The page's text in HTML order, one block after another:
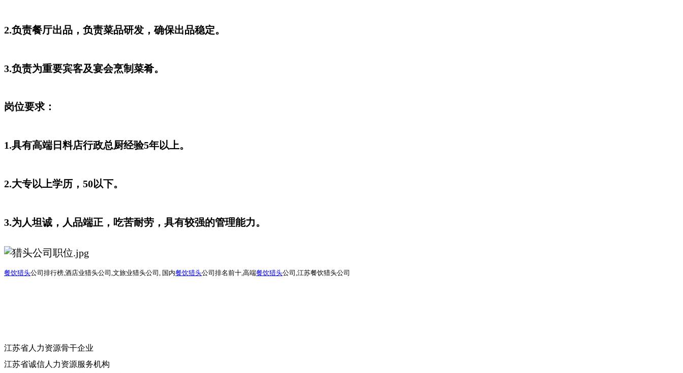
2.负责餐厅出品，负责菜品研发，确保出品稳定。
3.负责为重要宾客及宴会烹制菜肴。
岗位要求：
1.具有高端日料店行政总厨经验5年以上。
2.大专以上学历，50以下。
3.为人坦诚，人品端正，吃苦耐劳，具有较强的管理能力。
餐饮猎头公司排行榜,酒店业猎头公司,文旅业猎头公司, 国内餐饮猎头公司排名前十,高端餐饮猎头公司,江苏餐饮猎头公司
江苏省人力资源骨干企业
江苏省诚信人力资源服务机构